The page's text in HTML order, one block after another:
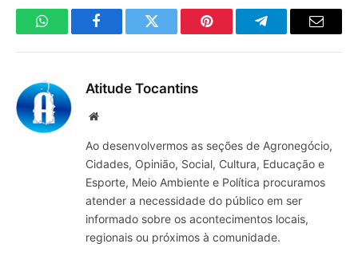
WhatsAppFacebookTwitter Pinterest TelegramaE-
Atitude Tocantins
Site
Ao desenvolvermos as seções de Agronegócio,
Cidades, Opinião, Social, Cultura, Educação e
Esporte, Meio Ambiente e Política procuramos
atender a necessidade do público em ser
informado sobre os acontecimentos locais,
regionais ou próximos à comunidade.